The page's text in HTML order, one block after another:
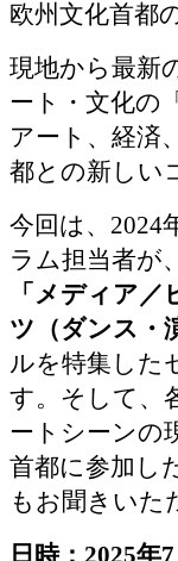
欧州文化首都
現地から最新
ート・文化の
アート、経済
都との新しい
今回は、2024
ラム担当者が
「メディア
ツ（ダンス・
ルを特集した
す。そして、
ートシーンの
首都に参加し
もお聞きいた
日時：2025年